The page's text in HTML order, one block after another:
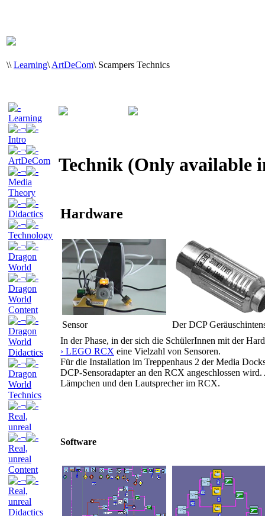
\\ Learning\ ArtDeCom\ Scampers Technics
Learning
¬
Intro
¬
ArtDeCom
¬
Media
Theory
¬
Didactics
¬
Technology
¬
Dragon
World
¬
Dragon
World
Content
¬
Dragon
World
Didactics
¬
Dragon
World
Technics
¬
Real,
unreal
¬
Real,
unreal
Content
¬
Real,
unreal
Didactics
Technik (Only available
Hardware
Sensor
Der DCP
In der Phase, in der sich die SchülerInnen mit der
› LEGO RCX eine Vielzahl von Sensoren.
Für die Installation im Treppenhaus 2 der Media
DCP-Sensoradapter an den RCX angeschlossen
Lämpchen und den Lautsprecher im RCX.
Software